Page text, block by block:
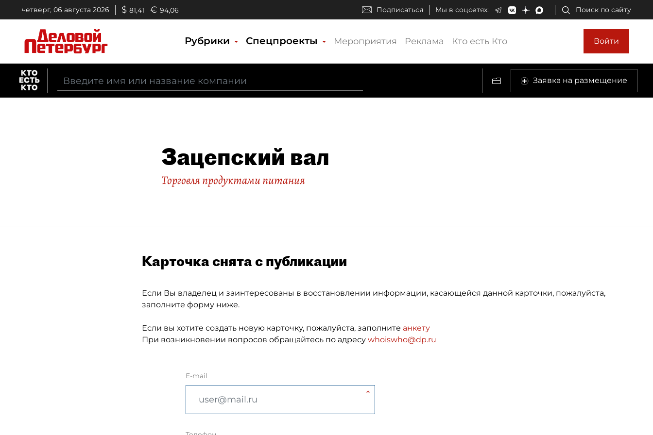
четверг, 06 августа 2026 $ 81,41 € 94,06 Подписаться Мы в соцсетях: Поиск по сайту
Рубрики Спецпроекты Мероприятия Реклама Кто есть Кто Войти
Заявка на размещение
Зацепский вал
Торговля продуктами питания
Карточка снята с публикации
Если Вы владелец и заинтересованы в восстановлении информации, касающейся данной карточки, пожалуйста,
заполните форму ниже.
Если вы хотите создать новую карточку, пожалуйста, заполните анкету
При возникновении вопросов обращайтесь по адресу whoiswho@dp.ru
E-mail